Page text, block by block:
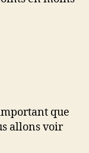
que
allons voir